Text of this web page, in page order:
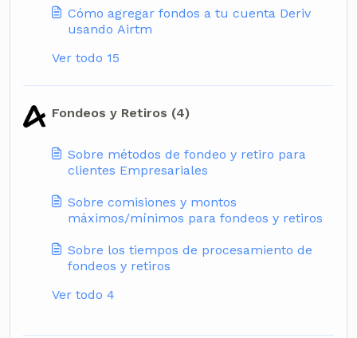
Cómo agregar fondos a tu cuenta Deriv
usando Airtm
Ver todo 15
Fondeos y Retiros (4)
Sobre métodos de fondeo y retiro para
clientes Empresariales
Sobre comisiones y montos
máximos/mínimos para fondeos y retiros
Sobre los tiempos de procesamiento de
fondeos y retiros
Ver todo 4